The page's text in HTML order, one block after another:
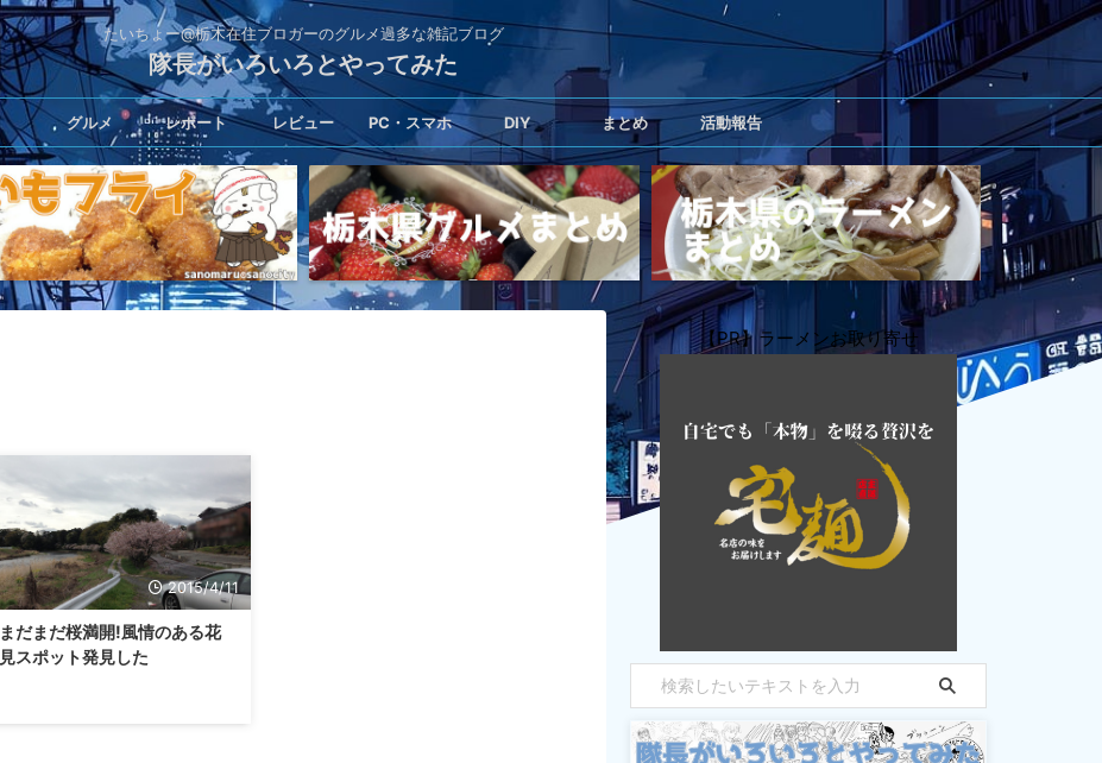
たいちょー@栃木在住ブロガーのグルメ過多な雑記ブログ
隊長がいろいろとやってみた
グルメ レポート レビュー PC・スマホ DIY まとめ 活動報告
2015/4/11
まだまだ桜満開!風情のある花
見スポット発見した
【PR】ラーメンお取り寄せ